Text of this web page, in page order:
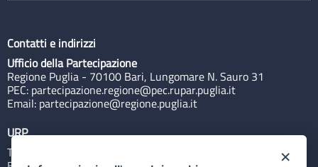
Contatti e indirizzi
Ufficio della Partecipazione
Regione Puglia - 70100 Bari, Lungomare N. Sauro 31
PEC: partecipazione.regione@pec.rupar.puglia.it
Email: partecipazione@regione.puglia.it
URP
Tel: 800713939
×